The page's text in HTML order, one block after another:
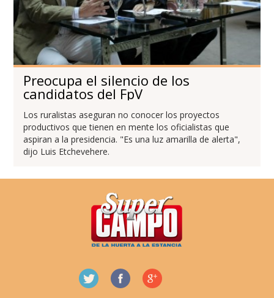
Preocupa el silencio de los
candidatos del FpV
Los ruralistas aseguran no conocer los proyectos
productivos que tienen en mente los oficialistas que
aspiran a la presidencia. "Es una luz amarilla de alerta",
dijo Luis Etchevehere.